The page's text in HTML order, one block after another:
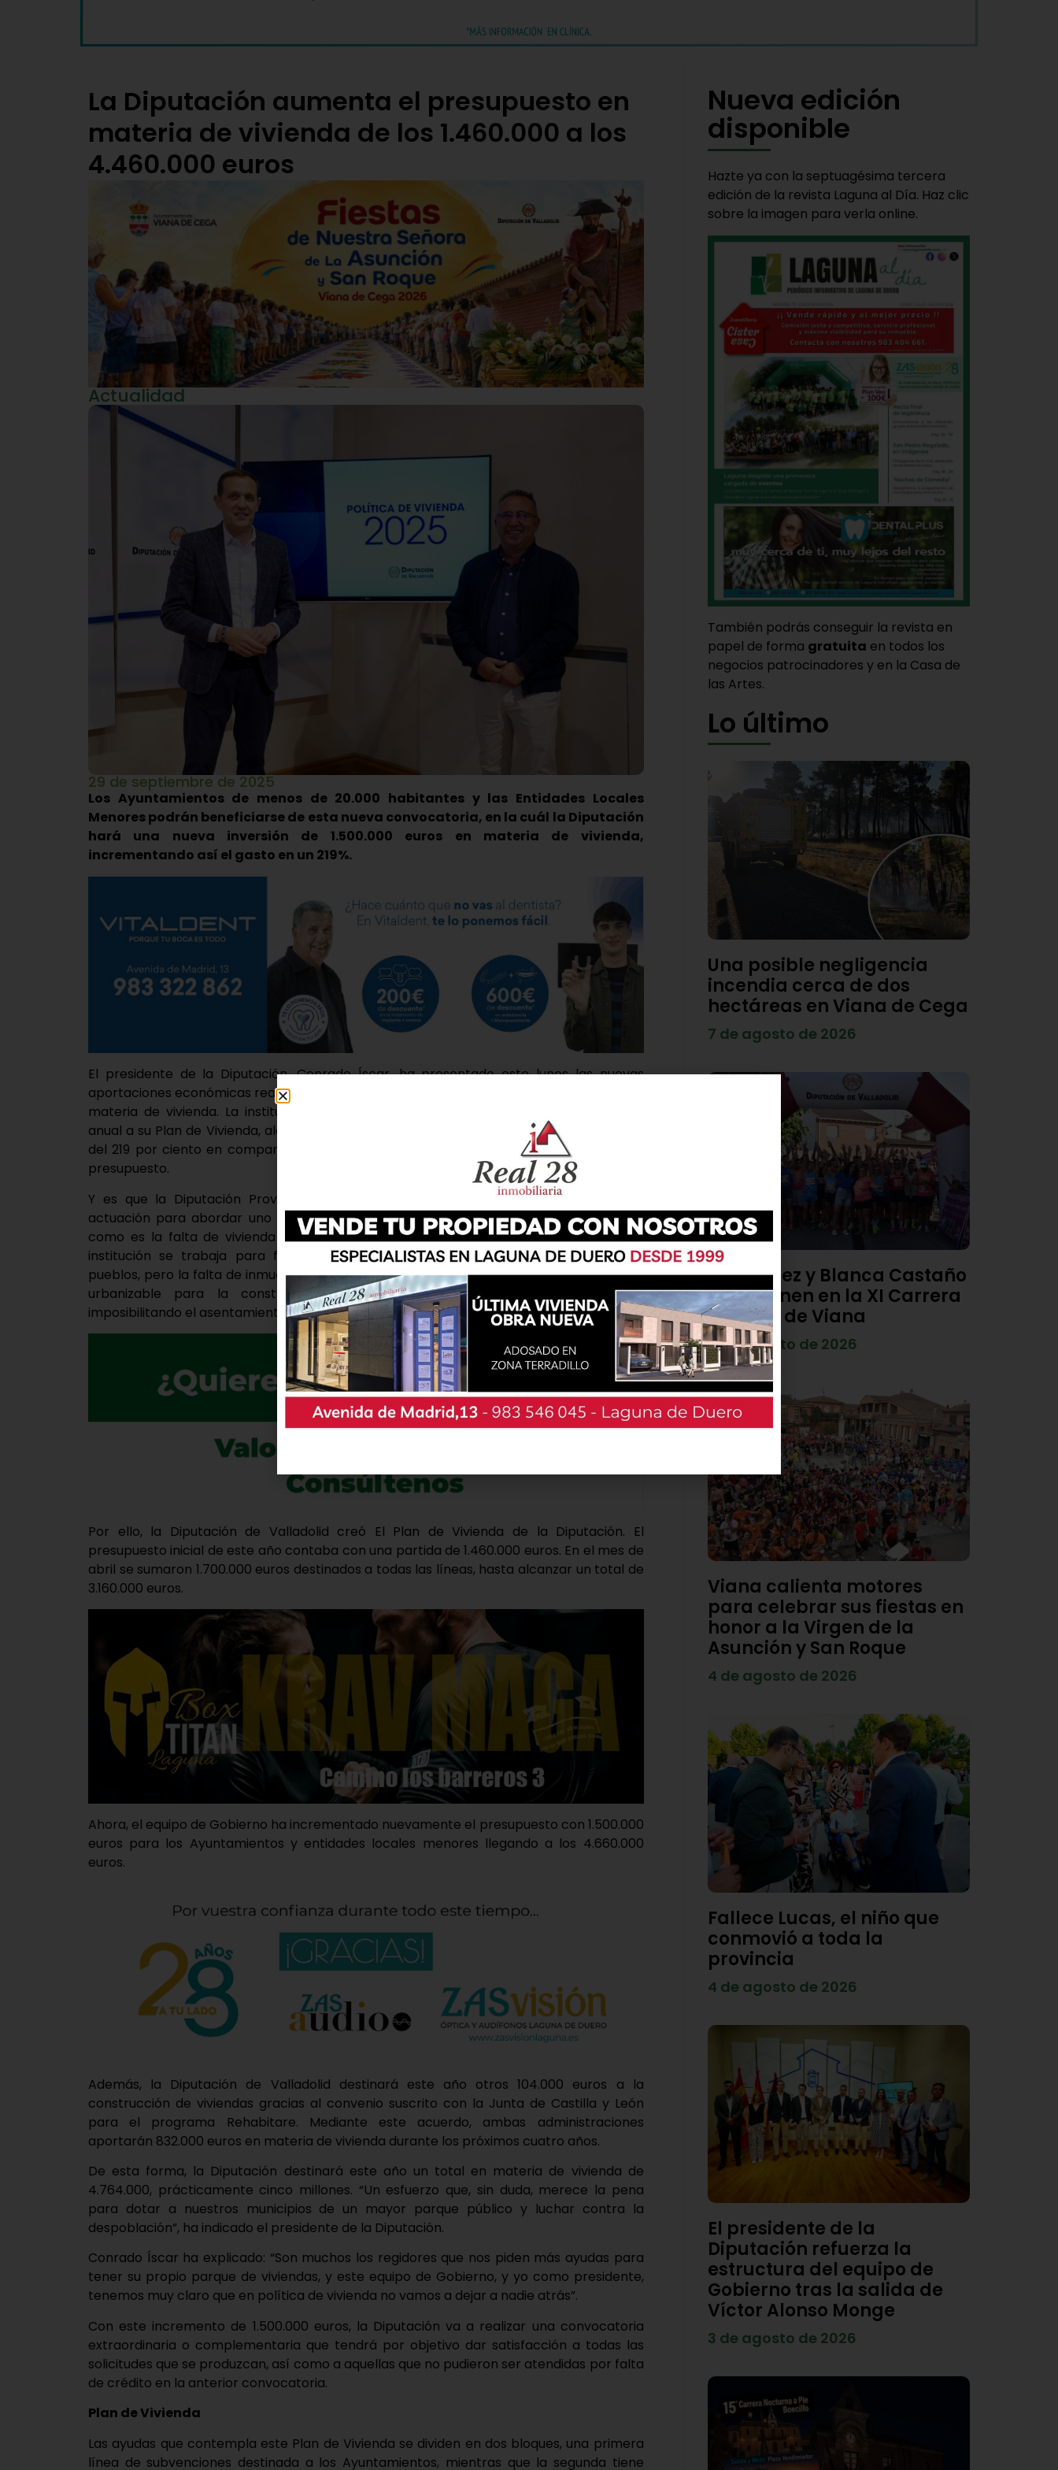
La Diputación aumenta el presupuesto en
materia de vivienda de los 1.460.000 a los
4.460.000 euros
Actualidad
29 de septiembre de 2025
Los Ayuntamientos de menos de 20.000 habitantes y las Entidades Locales
Menores podrán beneficiarse de esta nueva convocatoria, en la cuál la Diputación
hará una nueva inversión de 1.500.000 euros en materia de vivienda,
incrementando así el gasto en un 219%.
El presidente de la Diputación, Conrado Íscar, ha presentado este lunes las nuevas
aportaciones económicas realizadas recientemente por la Diputación a los municipios en
materia de vivienda. La institución ha incrementado en 1.500.000 euros la aportación
anual a su Plan de Vivienda, alcanzado los 4.660.000 euros, lo que supone un incremento
del 219 por ciento en comparación con los 1.460.000 euros previstos inicialmente en el
presupuesto.
Y es que la Diputación Provincial trabaja desde hace 20 años en varias líneas de
actuación para abordar uno de los principales problemas que afectan a la provincia,
como es la falta de vivienda en venta o alquiler en los municipios. Por ello, desde la
institución se trabaja para favorecer el empadronamiento de más vecinos en los
pueblos, pero la falta de inmuebles a la venta o alquiler, al igual que la carencia de suelo
urbanizable para la construcción de viviendas son circunstancias que están
imposibilitando el asentamiento de nuevos habitantes en el medio rural de Valladolid.
Por ello, la Diputación de Valladolid creó El Plan de Vivienda de la Diputación. El
presupuesto inicial de este año contaba con una partida de 1.460.000 euros. En el mes de
abril se sumaron 1.700.000 euros destinados a todas las líneas, hasta alcanzar un total de
3.160.000 euros.
Ahora, el equipo de Gobierno ha incrementado nuevamente el presupuesto con 1.500.000
euros para los Ayuntamientos y entidades locales menores llegando a los 4.660.000
euros.
Además, la Diputación de Valladolid destinará este año otros 104.000 euros a la
construcción de viviendas gracias al convenio suscrito con la Junta de Castilla y León
para el programa Rehabitare. Mediante este acuerdo, ambas administraciones
aportarán 832.000 euros en materia de vivienda durante los próximos cuatro años.
De esta forma, la Diputación destinará este año un total en materia de vivienda de
4.764.000, prácticamente cinco millones. “Un esfuerzo que, sin duda, merece la pena
para dotar a nuestros municipios de un mayor parque público y luchar contra la
despoblación”, ha indicado el presidente de la Diputación.
Conrado Íscar ha explicado: “Son muchos los regidores que nos piden más ayudas para
tener su propio parque de viviendas, y este equipo de Gobierno, y yo como presidente,
tenemos muy claro que en política de vivienda no vamos a dejar a nadie atrás”.
Con este incremento de 1.500.000 euros, la Diputación va a realizar una convocatoria
extraordinaria o complementaria que tendrá por objetivo dar satisfacción a todas las
solicitudes que se produzcan, así como a aquellas que no pudieron ser atendidas por falta
de crédito en la anterior convocatoria.
Plan de Vivienda
Las ayudas que contempla este Plan de Vivienda se dividen en dos bloques, una primera
línea de subvenciones destinada a los Ayuntamientos, mientras que la segunda tiene
Nueva edición
disponible
Hazte ya con la septuagésima tercera
edición de la revista Laguna al Día. Haz clic
sobre la imagen para verla online.
También podrás conseguir la revista en
papel de forma gratuita en todos los
negocios patrocinadores y en la Casa de
las Artes.
Lo último
Una posible negligencia
incendia cerca de dos
hectáreas en Viana de Cega
7 de agosto de 2026
Diego Díez y Blanca Castaño
se imponen en la XI Carrera
Popular de Viana
4 de agosto de 2026
Viana calienta motores
para celebrar sus fiestas en
honor a la Virgen de la
Asunción y San Roque
4 de agosto de 2026
Fallece Lucas, el niño que
conmovió a toda la
provincia
4 de agosto de 2026
El presidente de la
Diputación refuerza la
estructura del equipo de
Gobierno tras la salida de
Víctor Alonso Monge
3 de agosto de 2026